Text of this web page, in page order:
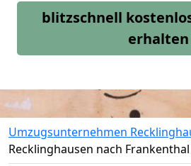
blitzschnell
erhalten
Umzugsunternehmen
Recklinghausen nach